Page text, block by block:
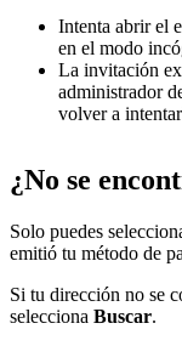
Intenta abrir el
en el modo
La invitación
administrador
volver a
¿No se
Solo puedes
emitió tu método de
Si tu dirección no se
selecciona Buscar.